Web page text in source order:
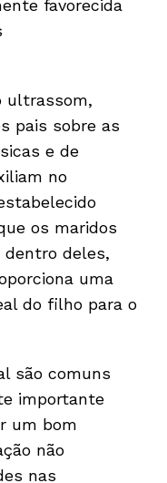
favorecida
ultrassom,
pais sobre as
e de
no
os maridos
dentro deles,
uma
do filho para o
são comuns
importante
um bom
não
nas